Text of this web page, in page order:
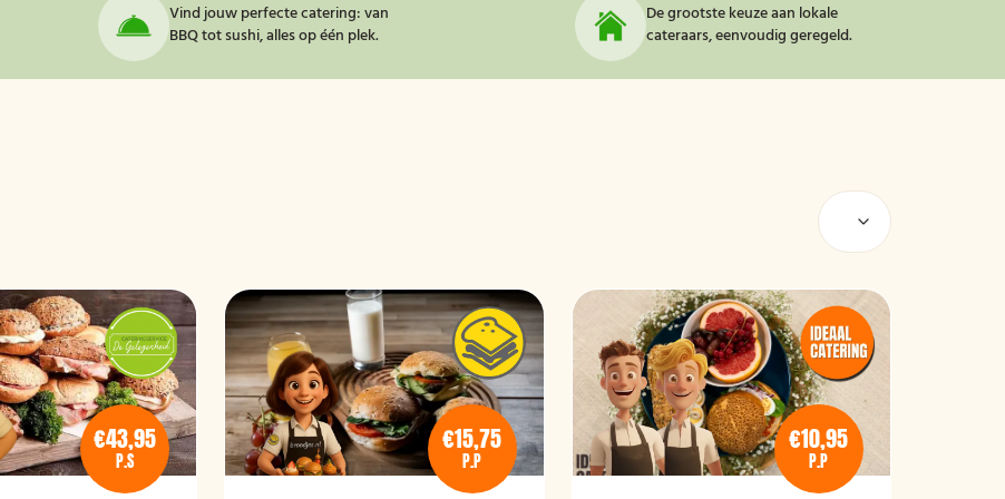
Vind jouw perfecte catering: van
BBQ tot sushi, alles op één plek.
De grootste keuze aan lokale
cateraars, eenvoudig geregeld.
€43,95
P.S
€15,75
P.P
€10,95
P.P